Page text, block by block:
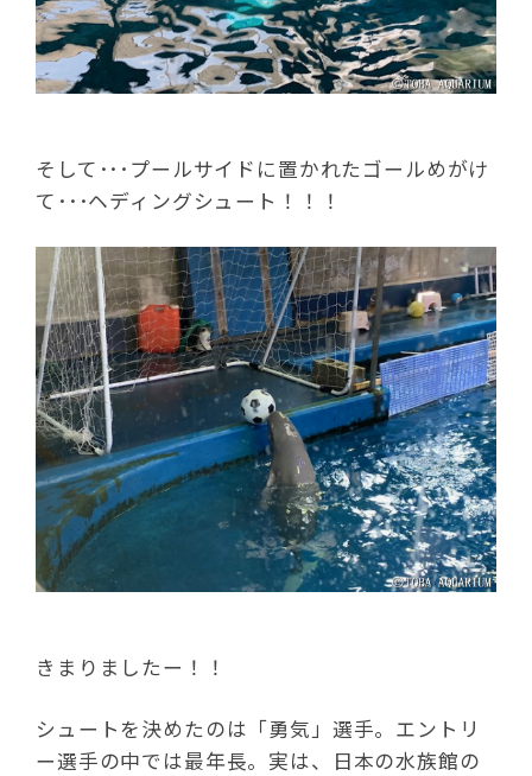
そして･･･プールサイドに置かれたゴールめがけ
て･･･ヘディングシュート！！！
きまりましたー！！
シュートを決めたのは「勇気」選手。エントリ
ー選手の中では最年長。実は、日本の水族館の